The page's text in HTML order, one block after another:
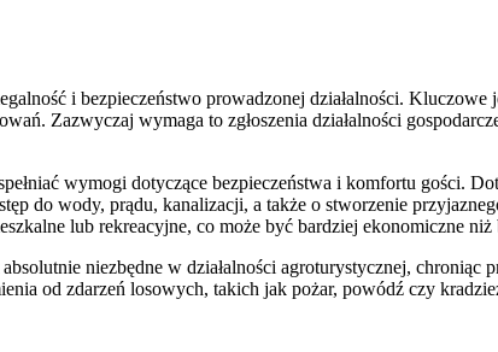
i bezpieczeństwo prowadzonej działalności. Kluczowe
Zazwyczaj wymaga to zgłoszenia działalności
wymogi dotyczące bezpieczeństwa i komfortu gości.
do wody, prądu, kanalizacji, a także o stworzenie
lub rekreacyjne, co może być bardziej ekonomiczne niż
niezbędne w działalności agroturystycznej, chroniąc
od zdarzeń losowych, takich jak pożar, powódź czy